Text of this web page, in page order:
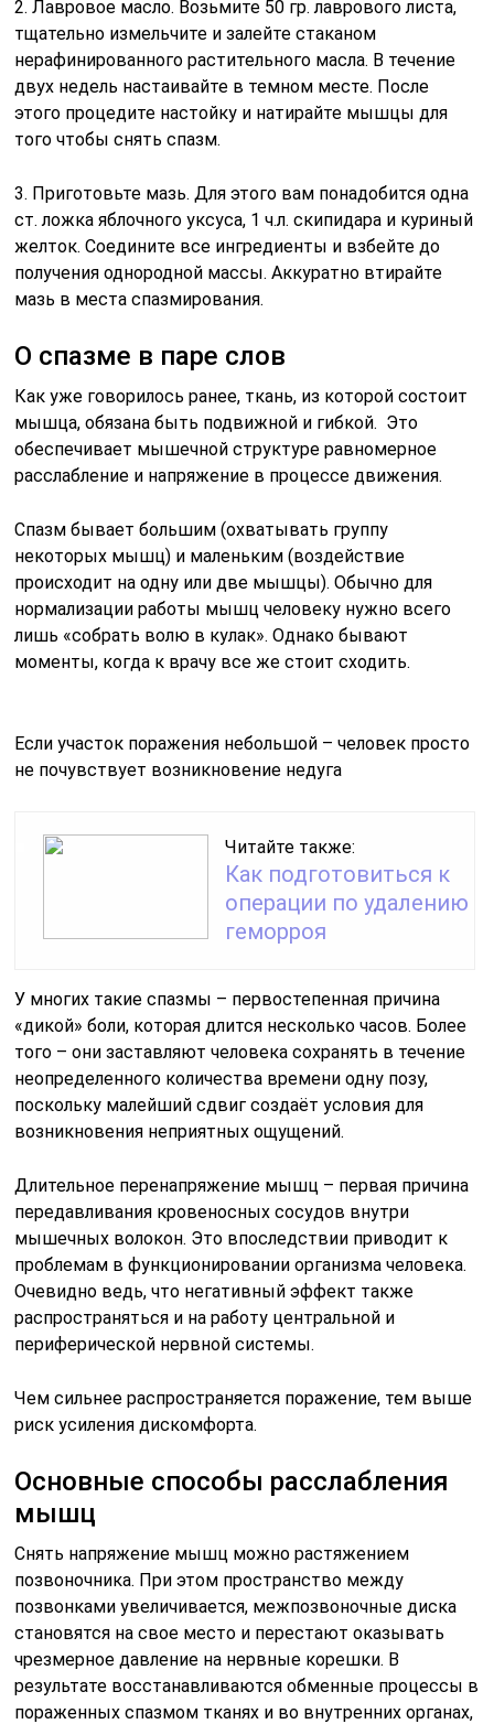
2. Лавровое масло. Возьмите 50 гр. лаврового листа,
тщательно измельчите и залейте стаканом
нерафинированного растительного масла. В течение
двух недель настаивайте в темном месте. После
этого процедите настойку и натирайте мышцы для
того чтобы снять спазм.
3. Приготовьте мазь. Для этого вам понадобится одна
ст. ложка яблочного уксуса, 1 ч.л. скипидара и куриный
желток. Соедините все ингредиенты и взбейте до
получения однородной массы. Аккуратно втирайте
мазь в места спазмирования.
О спазме в паре слов
Как уже говорилось ранее, ткань, из которой состоит
мышца, обязана быть подвижной и гибкой. Это
обеспечивает мышечной структуре равномерное
расслабление и напряжение в процессе движения.
Спазм бывает большим (охватывать группу
некоторых мышц) и маленьким (воздействие
происходит на одну или две мышцы). Обычно для
нормализации работы мышц человеку нужно всего
лишь «собрать волю в кулак». Однако бывают
моменты, когда к врачу все же стоит сходить.
Если участок поражения небольшой – человек просто
не почувствует возникновение недуга
Читайте также:
Как подготовиться к
операции по удалению
геморроя
У многих такие спазмы – первостепенная причина
«дикой» боли, которая длится несколько часов. Более
того – они заставляют человека сохранять в течение
неопределенного количества времени одну позу,
поскольку малейший сдвиг создаёт условия для
возникновения неприятных ощущений.
Длительное перенапряжение мышц – первая причина
передавливания кровеносных сосудов внутри
мышечных волокон. Это впоследствии приводит к
проблемам в функционировании организма человека.
Очевидно ведь, что негативный эффект также
распространяться и на работу центральной и
периферической нервной системы.
Чем сильнее распространяется поражение, тем выше
риск усиления дискомфорта.
Основные способы расслабления
мышц
Снять напряжение мышц можно растяжением
позвоночника. При этом пространство между
позвонками увеличивается, межпозвоночные диска
становятся на свое место и перестают оказывать
чрезмерное давление на нервные корешки. В
результате восстанавливаются обменные процессы в
пораженных спазмом тканях и во внутренних органах,